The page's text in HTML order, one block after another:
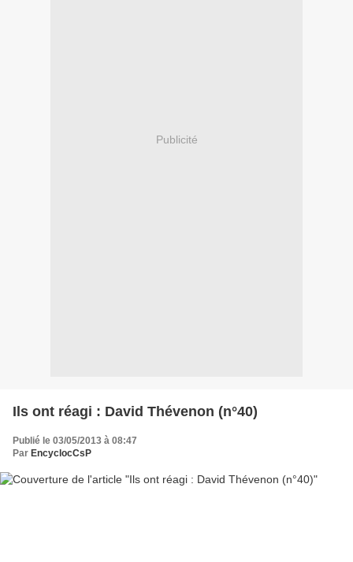
Publicité
Ils ont réagi : David Thévenon (n°40)
Publié le 03/05/2013 à 08:47
Par EncyclocCsP